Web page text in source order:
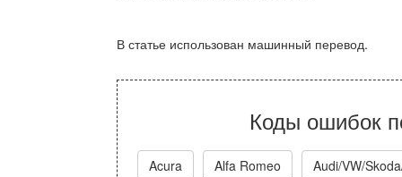
В статье использован машинный перевод.
Коды ошибок
Acura Alfa Romeo Audi/VW/